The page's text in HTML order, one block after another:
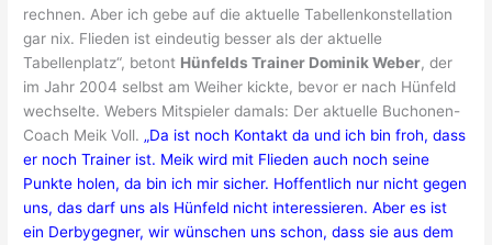
rechnen. Aber ich gebe auf die aktuelle Tabellenkonstellation
gar nix. Flieden ist eindeutig besser als der aktuelle
Tabellenplatz“, betont Hünfelds Trainer Dominik Weber, der
im Jahr 2004 selbst am Weiher kickte, bevor er nach Hünfeld
wechselte. Webers Mitspieler damals: Der aktuelle Buchonen-
Coach Meik Voll. „Da ist noch Kontakt da und ich bin froh, dass
er noch Trainer ist. Meik wird mit Flieden auch noch seine
Punkte holen, da bin ich mir sicher. Hoffentlich nur nicht gegen
uns, das darf uns als Hünfeld nicht interessieren. Aber es ist
ein Derbygegner, wir wünschen uns schon, dass sie aus dem